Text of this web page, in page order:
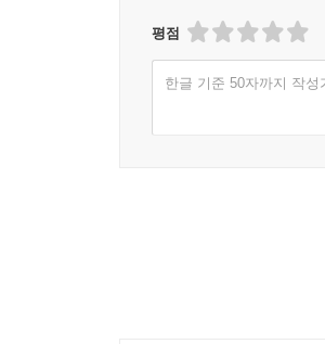
의 과반수 동의를 얻어야
를 통해 정부를 선택하는
정치적 이익을 실현한다는
위해 정당을 선택한다. 다
어떻게 행동할 것인가를 논
정당에 대한 다운스의 정
통제하려고 하는 사람들
부여하지 않는다. 그것은
평점
한글 기준 50자까지 작성